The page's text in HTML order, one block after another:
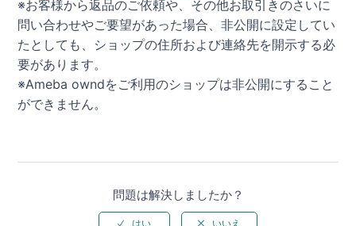
※お客様から返品のご依頼や、その他お取引きのさいに
問い合わせやご要望があった場合、非公開に設定してい
たとしても、ショップの住所および連絡先を開示する必
要があります。
※Ameba owndをご利用のショップは非公開にすること
ができません。
問題は解決しましたか？